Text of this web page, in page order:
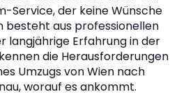
Service, der keine Wünsche
besteht aus professionellen
langjährige Erfahrung in der
die Herausforderungen
Umzugs von Wien nach
worauf es ankommt.